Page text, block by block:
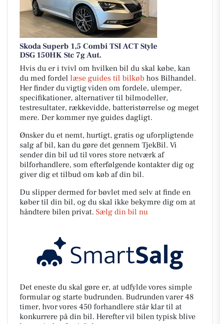
Skoda Superb 1,5 Combi TSI ACT Style
DSG 150HK Stc 7g Aut.
Hvis du er i tvivl om hvilken bil du skal købe, kan
du med fordel læse guides til bilkøb hos Bilhandel.
Her finder du vigtig viden om fordele, ulemper,
specifikationer, alternativer til bilmodeller,
testresultater, rækkevidde, batteristørrelse og meget
mere. Der kommer nye guides dagligt.
Ønsker du et nemt, hurtigt, gratis og uforpligtende
salg af bil, kan du gøre det gennem TjekBil. Vi
sender din bil ud til vores store netværk af
bilforhandlere, som efterfølgende kontakter dig og
giver dig et tilbud om køb af din bil.
Du slipper dermed for bøvlet med selv at finde en
køber til din bil, og du skal ikke bekymre dig om at
håndtere bilen privat. Sælg din bil nu
Det eneste du skal gøre er, at udfylde vores simple
formular og starte budrunden. Budrunden varer 48
timer, hvor vores 450 forhandlere står klar til at
konkurrere på din bil. Herefter vil bilen typisk blive